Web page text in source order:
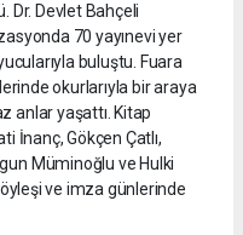
Dr. Devlet Bahçeli
70 yayınevi yer
buluştu. Fuara
okurlarıyla bir araya
anlar yaşattı. Kitap
İnanç, Gökçen Çatlı,
Müminoğlu ve Hulki
ve imza günlerinde